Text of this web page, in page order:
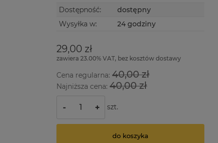
Dostępność:
dostępny
Wysyłka w:
24 godziny
29,00 zł
zawiera 23.00% VAT, bez kosztów dostawy
Cena regularna:40,00 zł
Najniższa cena:40,00 zł
- + szt.
do koszyka